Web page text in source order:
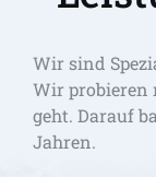
Wir sind
Wir probieren
geht. Darauf
Jahren.